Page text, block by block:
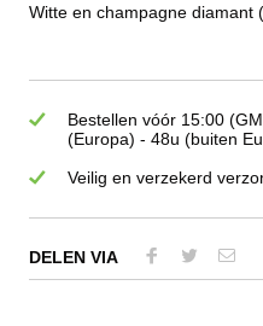
Witte en champagne diamant
Bestellen vóór 15:00
(Europa) - 48u (buiten
Veilig en verzekerd
DELEN VIA